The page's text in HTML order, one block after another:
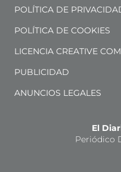
POLÍTICA DE
POLÍTICA DE COOKIES
LICENCIA CREATIVE
PUBLICIDAD
ANUNCIOS LEGALES
El
Periódico